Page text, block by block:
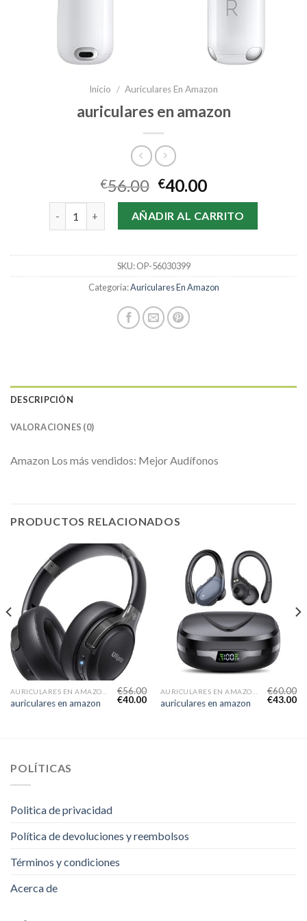
Inicio / Auriculares En Amazon
auriculares en amazon
€56.00 €40.00
auriculares en amazon cantidad
AÑADIR AL CARRITO
SKU:OP-56030399
Categoría:Auriculares En Amazon
DESCRIPCIÓN
VALORACIONES (0)
Amazon Los más vendidos: Mejor Audífonos
PRODUCTOS RELACIONADOS
auriculares en amazon
€56.00
€40.00 auriculares en amazon
€60.00
€43.00
POLÍTICAS
Politica de privacidad
Política de devoluciones y reembolsos
Términos y condiciones
Acerca de